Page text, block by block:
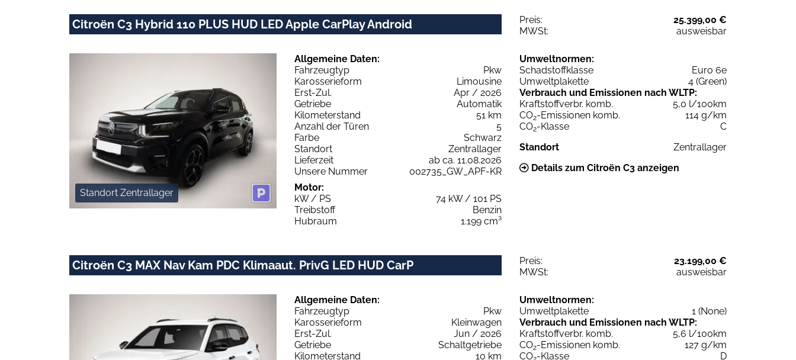
Citroën C3 Hybrid 110 PLUS HUD LED Apple CarPlay Android Preis:
25.399,00 €
MWSt:
ausweisbar
Standort Zentrallager
Allgemeine Daten:
Fahrzeugtyp
Pkw
Karosserieform
Limousine
Erst-Zul.
Apr / 2026
Getriebe
Automatik
Kilometerstand
51 km
Anzahl der Türen
5
Farbe
Schwarz
Standort
Zentrallager
Lieferzeit
ab ca. 11.08.2026
Unsere Nummer
002735_GW_APF-KR
Motor:
kW / PS
74 kW / 101 PS
Treibstoff
Benzin
Hubraum
1.199 cm³
Umweltnormen:
Schadstoffklasse
Euro 6e
Umweltplakette
4 (Green)
Verbrauch und Emissionen nach WLTP:
Kraftstoffverbr. komb.
5,0 l/100km
CO2-Emissionen komb.
114 g/km
CO2-Klasse
C
Standort
Zentrallager
Details zum Citroën C3 anzeigen
Citroën C3 MAX Nav Kam PDC Klimaaut. PrivG LED HUD CarP Preis:
23.199,00 €
MWSt:
ausweisbar
Allgemeine Daten:
Fahrzeugtyp
Pkw
Karosserieform
Kleinwagen
Erst-Zul.
Jun / 2026
Getriebe
Schaltgetriebe
Kilometerstand
10 km
Umweltnormen:
Umweltplakette
1 (None)
Verbrauch und Emissionen nach WLTP:
Kraftstoffverbr. komb.
5,6 l/100km
CO2-Emissionen komb.
127 g/km
CO -Klasse
D